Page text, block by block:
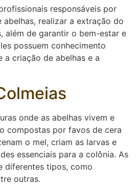
responsáveis por
realizar a extração do
além de garantir o bem-estar e
possuem conhecimento
criação de abelhas e a
onde as abelhas vivem e
compostas por favos de cera
o mel, criam as larvas e
essenciais para a colônia. As
diferentes tipos, como
outras.